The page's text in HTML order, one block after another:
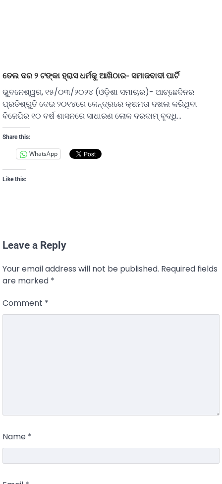
ତେଲ ଦର ୨ ଟଙ୍କା ହ୍ରାସ ଧର୍ମକୁ ଆଖିଠାର- ସମାଜବାଦୀ ପାର୍ଟି
ଭୁବନେଶ୍ୱର, ୧୫/୦୩/୨୦୨୪ (ଓଡ଼ିଶା ସମାଚାର)- ଆଚ୍ଛେଦିନର
ପ୍ରତିଶ୍ରୁତି ଦେଇ ୨୦୧୪ରେ କେନ୍ଦ୍ରରେ କ୍ଷମତା ଦଖଲ କରିଥିବା
ବିଜେପିର ୧୦ ବର୍ଷ ଶାସନରେ ସାଧାରଣ ଲୋକ ଦରଦାମ୍ ବୃଦ୍ଧି…
Share this:
WhatsApp
Like this:
Leave a Reply
Your email address will not be published. Required fields
are marked *
Comment *
Name *